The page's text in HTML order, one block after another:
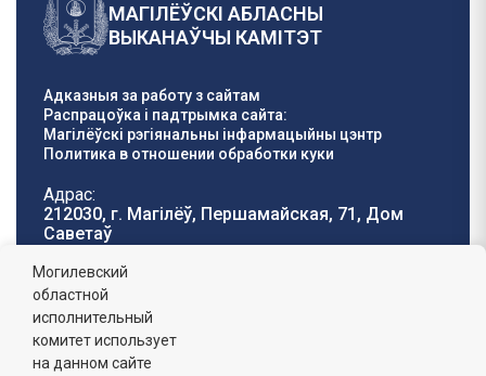
МАГІЛЁЎСКІ АБЛАСНЫ
ВЫКАНАЎЧЫ КАМІТЭТ
Адказныя за работу з сайтам
Распрацоўка і падтрымка сайта:
Магілёўскі рэгіянальны інфармацыйны цэнтр
Политика в отношении обработки куки
Адрас:
212030, г. Магілёў, Першамайская, 71, Дом
Саветаў
Тэлефон гарачай
лініі:
8 (0222) 71-32-55
Графік работы:
пн-пт: 8.00 - 17.00, сб-н: выхадны,
Могилевский
областной
исполнительный
комитет использует
на данном сайте